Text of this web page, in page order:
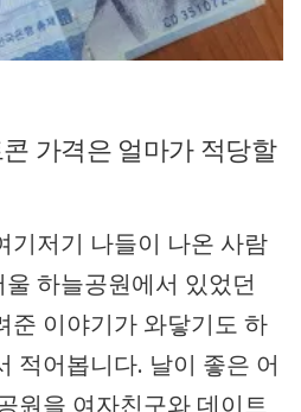
가격은 얼마가 적당할
기저기 나들이 나온 사람
하늘공원에서 있었던
준 이야기가 와닿기도 하
적어봅니다. 날이 좋은 어
원을 여자친구와 데이트